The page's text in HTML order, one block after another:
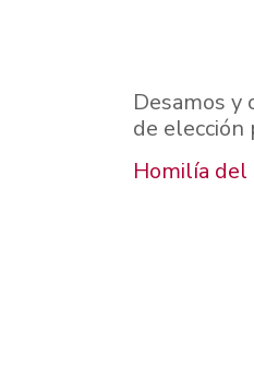
Desamos y
de elección
Homilía del